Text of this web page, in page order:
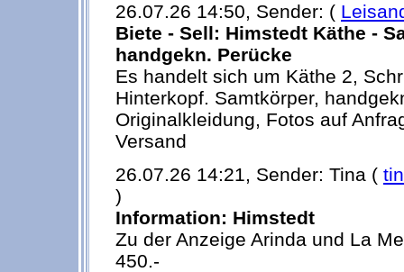
26.07.26 14:50, Sender: (
Biete - Sell: Himstedt Käthe -
handgekn. Perücke
Es handelt sich um Käthe 2,
Hinterkopf. Samtkörper,
Originalkleidung, Fotos auf
Versand
26.07.26 14:21, Sender: Tina (
)
Information: Himstedt
Zu der Anzeige Arinda und La
450.-